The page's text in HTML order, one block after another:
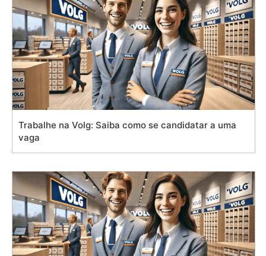
Trabalhe na Volg: Saiba como se candidatar a uma
vaga